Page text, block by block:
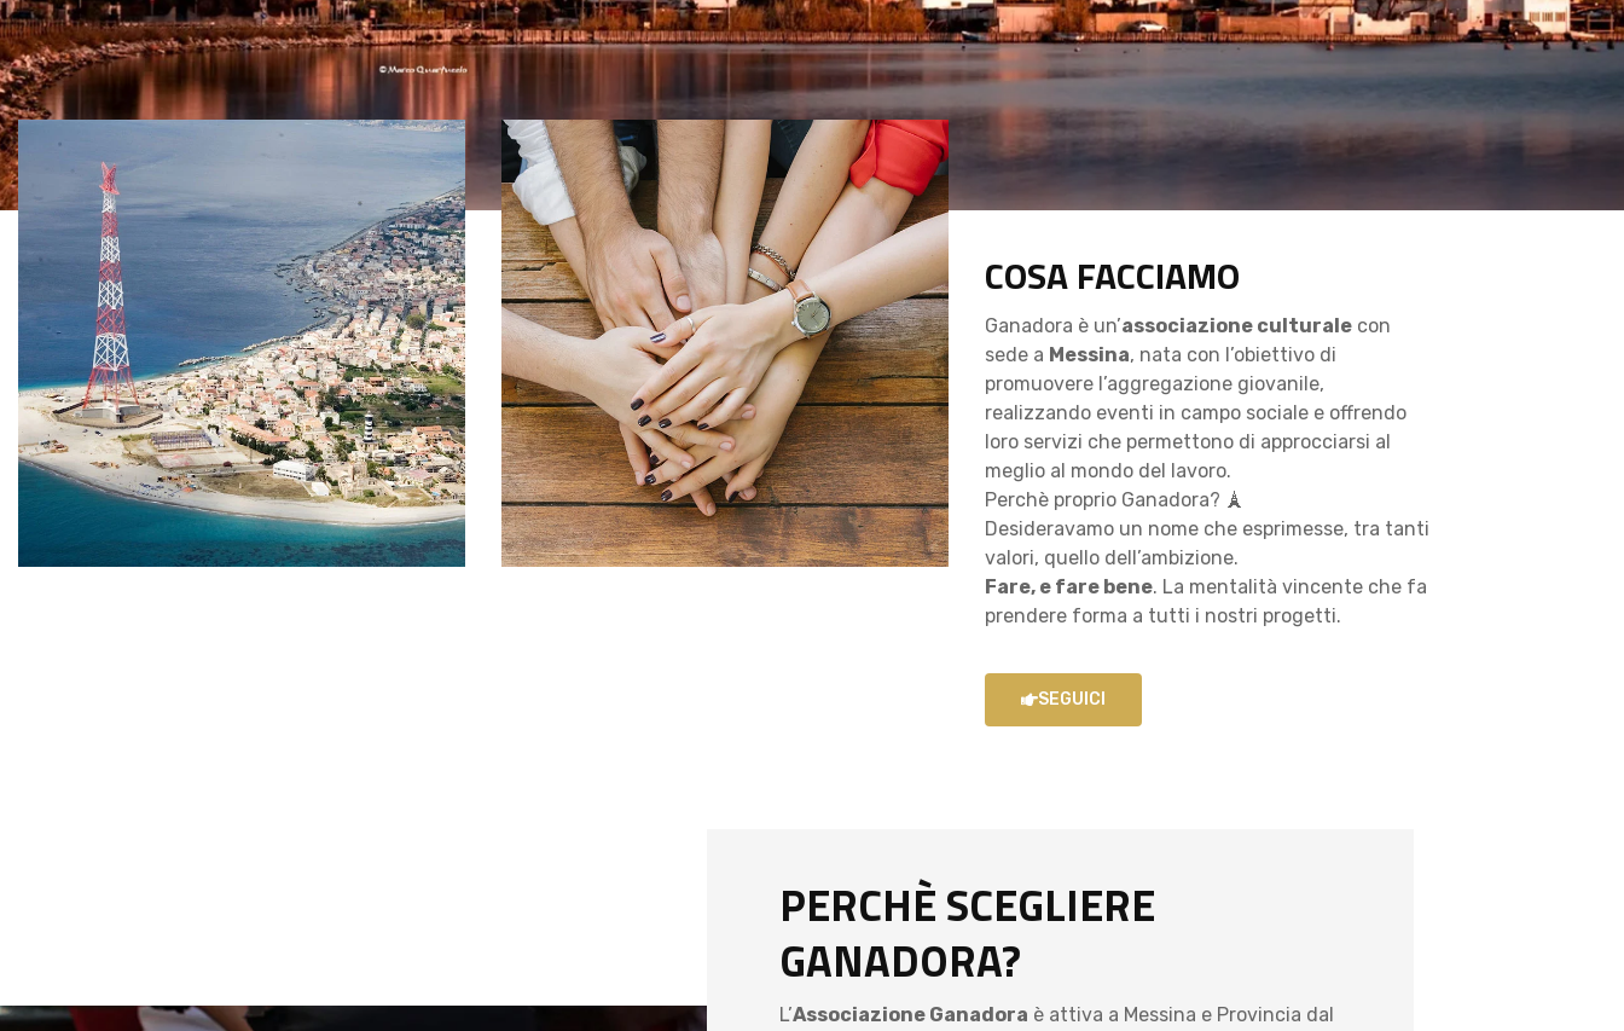
COSA FACCIAMO
Ganadora è un’associazione culturalecon
sede a Messina, nata con l’obiettivo di
promuovere l’aggregazione giovanile,
realizzando eventi in campo sociale e offrendo
loro servizi che permettono di approcciarsi al
meglio al mondo del lavoro.
Perchè proprio Ganadora? 🗼
Desideravamo un nome che esprimesse, tra tanti
valori, quello dell’ambizione.
Fare, e fare bene. La mentalità vincente che fa
prendere forma a tutti i nostri progetti.
SEGUICI
PERCHÈ SCEGLIERE
GANADORA?
L’Associazione Ganadora è attiva a Messina e Provincia dal